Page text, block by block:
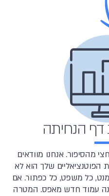
דף הנחיתה
מהסיפור. אנחנו מוודאים
הפוטנציאליים שלך הוא לא
כל משפט, כל כפתור. אם
נבנה עמוד חדש מאפס. המטרה